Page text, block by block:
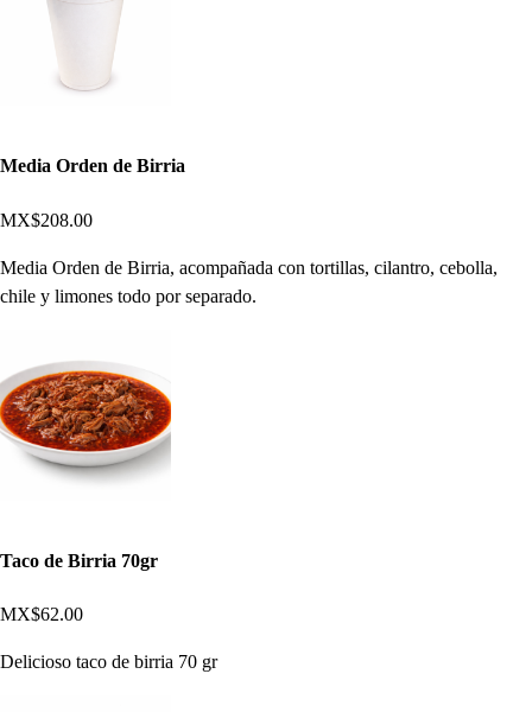
Media Orden de Birria
MX$208.00
Media Orden de Birria, acompañada con tortillas, cilantro, cebolla,
chile y limones todo por separado.
Taco de Birria 70gr
MX$62.00
Delicioso taco de birria 70 gr